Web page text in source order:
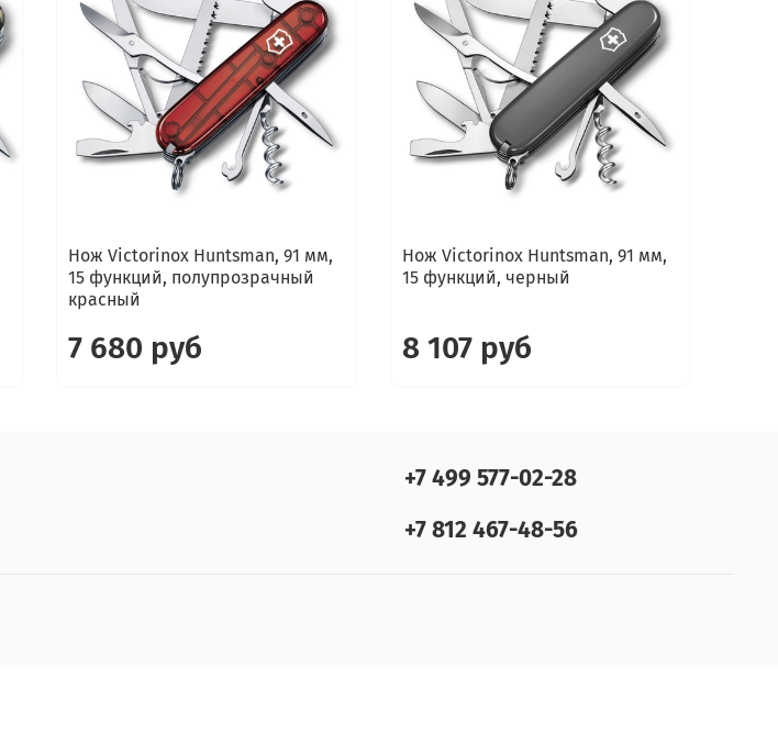
Нож Victorinox Huntsman, 91 мм,
15 функций, полупрозрачный
красный
7 680 руб
Нож Victorinox Huntsman, 91 мм,
15 функций, черный
8 107 руб
+7 499 577-02-28
+7 812 467-48-56